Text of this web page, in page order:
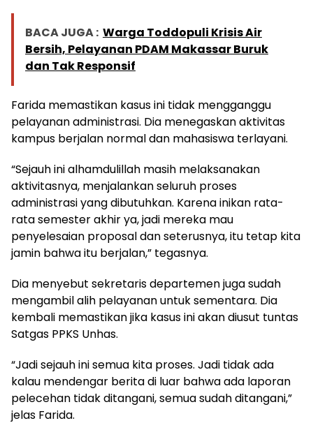
BACA JUGA : Warga Toddopuli Krisis Air
Bersih, Pelayanan PDAM Makassar Buruk
dan Tak Responsif
Farida memastikan kasus ini tidak mengganggu
pelayanan administrasi. Dia menegaskan aktivitas
kampus berjalan normal dan mahasiswa terlayani.
“Sejauh ini alhamdulillah masih melaksanakan
aktivitasnya, menjalankan seluruh proses
administrasi yang dibutuhkan. Karena inikan rata-
rata semester akhir ya, jadi mereka mau
penyelesaian proposal dan seterusnya, itu tetap kita
jamin bahwa itu berjalan,” tegasnya.
Dia menyebut sekretaris departemen juga sudah
mengambil alih pelayanan untuk sementara. Dia
kembali memastikan jika kasus ini akan diusut tuntas
Satgas PPKS Unhas.
“Jadi sejauh ini semua kita proses. Jadi tidak ada
kalau mendengar berita di luar bahwa ada laporan
pelecehan tidak ditangani, semua sudah ditangani,”
jelas Farida.